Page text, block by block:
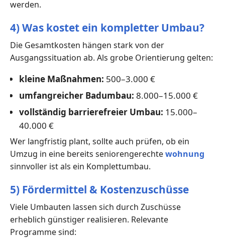
werden.
4) Was kostet ein kompletter Umbau?
Die Gesamtkosten hängen stark von der
Ausgangssituation ab. Als grobe Orientierung gelten:
kleine Maßnahmen: 500–3.000 €
umfangreicher Badumbau: 8.000–15.000 €
vollständig barrierefreier Umbau: 15.000–
40.000 €
Wer langfristig plant, sollte auch prüfen, ob ein
Umzug in eine bereits seniorengerechtewohnung
sinnvoller ist als ein Komplettumbau.
5) Fördermittel & Kostenzuschüsse
Viele Umbauten lassen sich durch Zuschüsse
erheblich günstiger realisieren. Relevante
Programme sind: